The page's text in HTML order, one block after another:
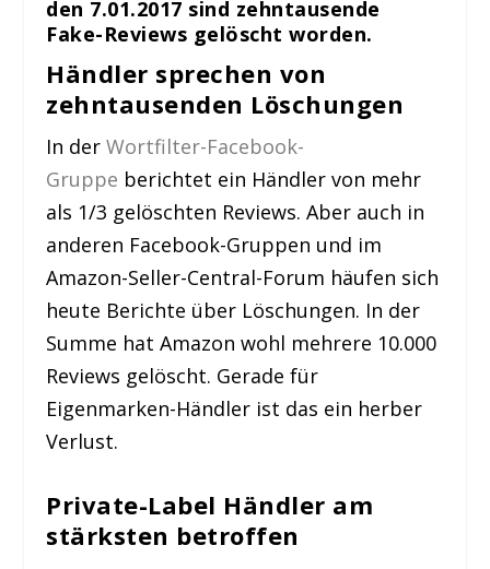
den 7.01.2017 sind zehntausende
Fake-Reviews gelöscht worden.
Händler sprechen von
zehntausenden Löschungen
In derWortfilter-Facebook-
Gruppe berichtet ein Händler von mehr
als 1/3 gelöschten Reviews. Aber auch in
anderen Facebook-Gruppen und im
Amazon-Seller-Central-Forum häufen sich
heute Berichte über Löschungen. In der
Summe hat Amazon wohl mehrere 10.000
Reviews gelöscht. Gerade für
Eigenmarken-Händler ist das ein herber
Verlust.
Private-Label Händler am
stärksten betroffen